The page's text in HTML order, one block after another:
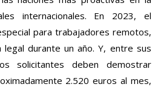
internacionales. En 2023, el
para trabajadores remotos,
durante un año. Y, entre sus
solicitantes deben demostrar
2.520 euros al mes,